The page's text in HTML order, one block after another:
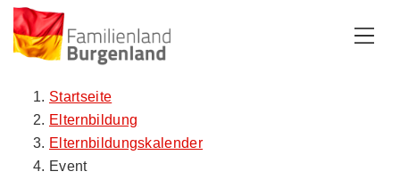
Startseite
Elternbildung
Elternbildungskalender
Event